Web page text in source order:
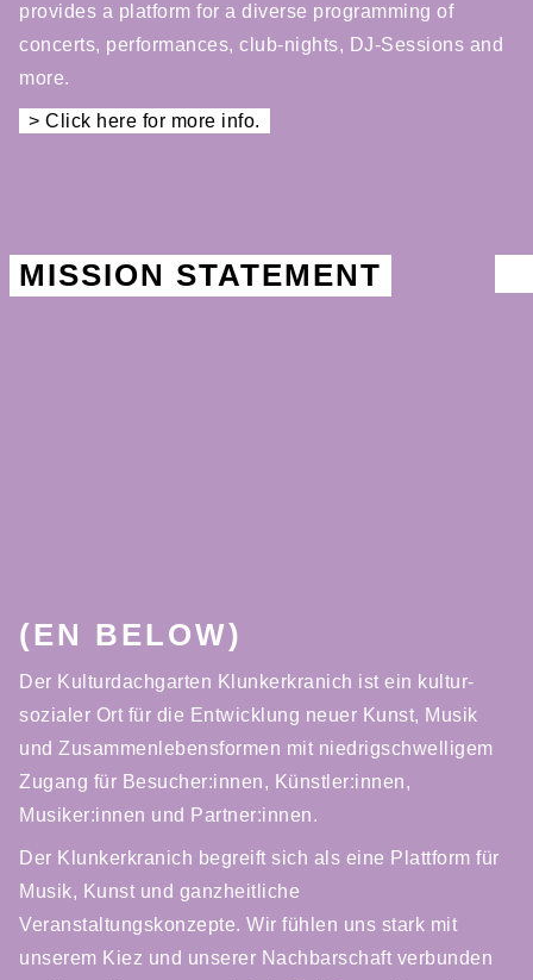
provides a platform for a diverse programming of
concerts, performances, club-nights, DJ-Sessions and
more.
> Click here for more info.
MISSION STATEMENT
(EN BELOW)
Der Kulturdachgarten Klunkerkranich ist ein kultur-
sozialer Ort für die Entwicklung neuer Kunst, Musik
und Zusammenlebensformen mit niedrigschwelligem
Zugang für Besucher:innen, Künstler:innen,
Musiker:innen und Partner:innen.
Der Klunkerkranich begreift sich als eine Plattform für
Musik, Kunst und ganzheitliche
Veranstaltungskonzepte. Wir fühlen uns stark mit
unserem Kiez und unserer Nachbarschaft verbunden